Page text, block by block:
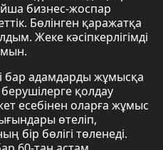
бизнес-жоспар
Бөлінген қаражатқа
Жеке кәсіпкерлігімді
бар адамдарды жұмысқа
қолдау
есебінен оларға жұмыс
өтеліп,
бір бөлігі төленеді.